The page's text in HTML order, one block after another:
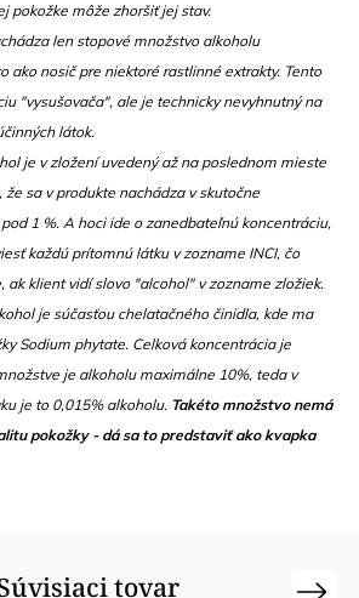
pokožke môže zhoršiť jej stav.
len stopové množstvo alkoholu
ako nosič pre niektoré rastlinné extrakty. Tento
"vysušovača", ale je technicky nevyhnutný na
látok.
je v zložení uvedený až na poslednom mieste
že sa v produkte nachádza v skutočne
1 %. A hoci ide o zanedbateľnú koncentráciu,
každú prítomnú látku v zozname INCI, čo
ak klient vidí slovo "alcohol" v zozname zložiek.
je súčasťou chelatačného činidla, kde ma
Sodium phytate. Celková koncentrácia je
je alkoholu maximálne 10%, teda v
je to 0,015% alkoholu. Takéto množstvo nemá
pokožky - dá sa to predstaviť ako kvapka
tovar Next